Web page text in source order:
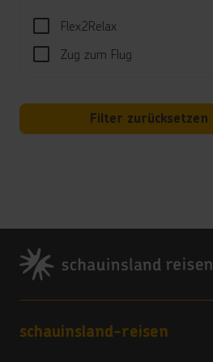
Flex2Relax
Zug zum Flug
Filter zurücksetzen
Footer
Footer navigation
schauinsland-reisen